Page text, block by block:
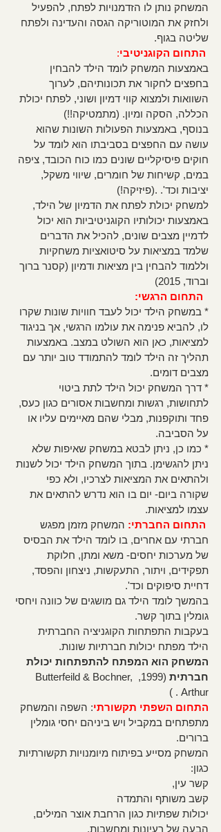
המשחק נותן לו הזדמנויות לפתח, להפעיל
ולחזק את המוטוריקה הגסה והעדינה ולפתח
שליטה בגוף.
התחום הקוגניטיבי:
באמצעות המשחק לומד הילד להבחין
בחפצים לחקור את תכונותיהם, לערוך
השוואות ולמצוא קווי דמיון ושוני, לפתח יכולת
הכללה, הסקה ומיון. (מתמטיקה!!)
בנוסף, באמצעות הפעולות השונות שהוא
עושה עם החפצים בסביבתו הוא לומד על
חוקים פיסיקליים שונים כמו כוח הכובד, ציפה
במים, קשיחות של חומרים, שיווי משקל,
יציבות וכד'. .(פיזיקה!)
למשחק יכולת לפתח את הדמיון של הילד,
באמצעות יכולותיו הקוגניטיביות הוא יכול
לדמיין מצבים שונים, להכיל את הדברים
שלמד במציאות על סיטואציות משחקיות
וללמוד להבחין בין מציאות ודמיון (קסנר ברוך
וברוד, 2015)
התחום הרגשי:
* במשחק הילד יכול לעבד חוויות שונות שקרו
לו, להביא פנימה את עולמו הרגשי, אך בניגוד
למציאות, כאן הוא השולט במצב. באמצעות
תהליך זה הילד לומד להתמודד טוב יותר עם
מצבים דומים.
* דרך המשחק יכול הילד לתת ביטוי
לתחושות, רגשות ומחשבות אסורים כגון כעס,
פחד ותוקפנות, מבלי שהם מאיימים עליו או
על הסביבה.
* כמו כן, ניתן לבטא במשחק שאיפות שלא
ניתן להגשימן. בתוך המשחק הילד יכול לשנות
ולהתאים את המציאות לצרכיו, ולא כפי
שקורה ביום- יום בו הוא נדרש להתאים את
עצמו למציאות.
התחום החברתי: המשחק מזמן מפגש
חברתי עם אחרים, בו לומד הילד את הבסיס
של מערכות יחסים- משא ומתן, חלוקת
תפקידים, ויתור, התעקשות, ניצחון והפסד,
דחיית סיפוקים וכד'.
בהמשך לומד הילד גם מושגים של כוונה ויחסי
גומלין בתוך קשר.
בעקבות התפתחות הקוגניציה החברתית
הילד מפתח יכולות חברתיות שונות.
המשחק הוא המפתח להתפתחות יכולת
חברתית
(1999, Butterfeild & Bochner,
Arthur . )
התחום השפתי תקשורתי: השפה והמשחק
מתפתחים במקביל ויש ביניהם יחסי גומלין
ברורים.
המשחק מסייע בפיתוח מיומנויות תקשורתיות
כגון:
קשר עין,
קשב משותף והתמדה
יכולות שפתיות כגון הרחבת אוצר המילים,
הבעה של רעיונות ומחשבות,